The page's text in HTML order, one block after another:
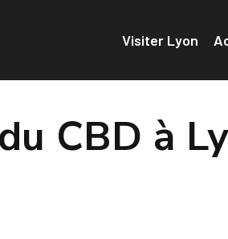
Visiter Lyon
CBD à